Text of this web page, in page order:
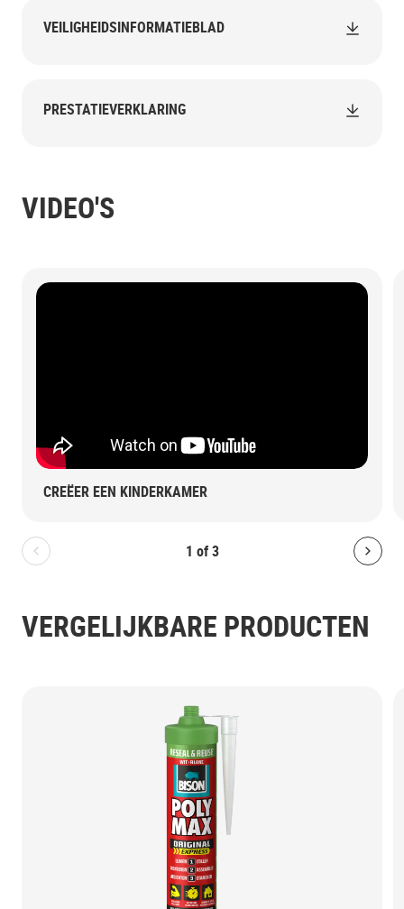
VEILIGHEIDSINFORMATIEBLAD
PRESTATIEVERKLARING
VIDEO'S
1 of 3
Bolton.General.PreviousSlide
CREËER EEN KINDERKAMER
VERGELIJKBARE PRODUCTEN